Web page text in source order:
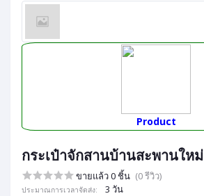
Product
กระเป๋าจักสานบ้านสะพานใหม่
ขายแล้ว 0 ชิ้น (0 รีวิว)
ประมาณการเวลาจัดส่ง: 3 วัน